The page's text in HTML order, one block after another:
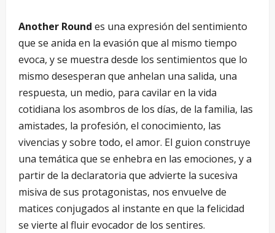
Another Round es una expresión del sentimiento
que se anida en la evasión que al mismo tiempo
evoca, y se muestra desde los sentimientos que lo
mismo desesperan que anhelan una salida, una
respuesta, un medio, para cavilar en la vida
cotidiana los asombros de los días, de la familia, las
amistades, la profesión, el conocimiento, las
vivencias y sobre todo, el amor. El guion construye
una temática que se enhebra en las emociones, y a
partir de la declaratoria que advierte la sucesiva
misiva de sus protagonistas, nos envuelve de
matices conjugados al instante en que la felicidad
se vierte al fluir evocador de los sentires.